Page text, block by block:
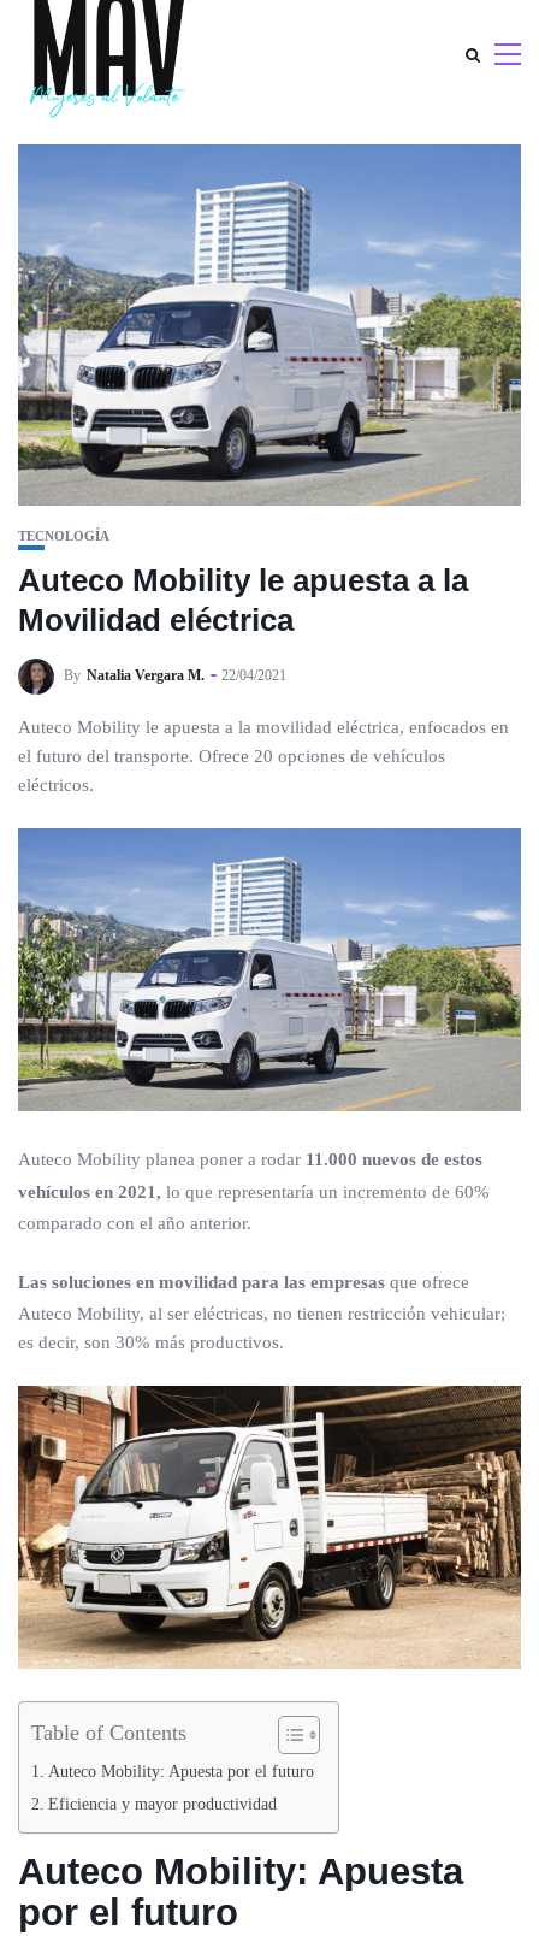
TECNOLOGÍA
Auteco Mobility le apuesta a la
Movilidad eléctrica
By Natalia Vergara M. 22/04/2021
Auteco Mobility le apuesta a la movilidad eléctrica, enfocados en
el futuro del transporte. Ofrece 20 opciones de vehículos
eléctricos.
Auteco Mobility planea poner a rodar 11.000 nuevos de estos
vehículos en 2021, lo que representaría un incremento de 60%
comparado con el año anterior.
Las soluciones en movilidad para las empresas que ofrece
Auteco Mobility, al ser eléctricas, no tienen restricción vehicular;
es decir, son 30% más productivos.
Table of Contents
Auteco Mobility: Apuesta por el futuro
Eficiencia y mayor productividad
Auteco Mobility: Apuesta
por el futuro